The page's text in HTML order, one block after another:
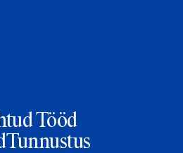
Tööd
Tunnustus